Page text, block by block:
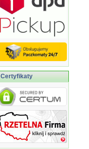
Certyfikaty